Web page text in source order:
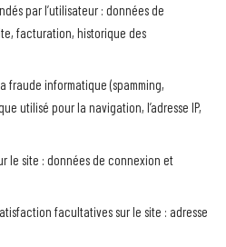
par l’utilisateur : données de
facturation, historique des
informatique (spamming,
utilisé pour la navigation, l’adresse IP,
le site : données de connexion et
facultatives sur le site : adresse